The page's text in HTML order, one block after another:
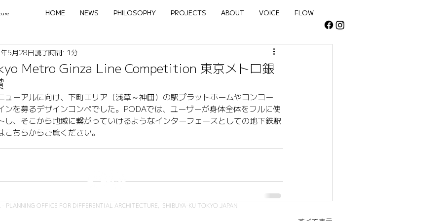
HOME NEWS PHILOSOPHY PROJECTS ABOUT VOICE FLOW
Metro Ginza Line Competition 東京メトロ銀
5月28日読了時間: 1分
ューアルに向け、下町エリア（浅草～神田）の駅プラットホームやコンコー
ンを募るデザインコンペでした。PODAでは、ユーザーが身体全体をフルに使
し、そこから地域に繋がっていけるようなインターフェースとしての地下鉄駅
こちらからご覧ください。
PLANNING OFFICE FOR DIFFERENTIAL ARCHITECTURE, SHIBUYA-KU TOKYO JAPAN